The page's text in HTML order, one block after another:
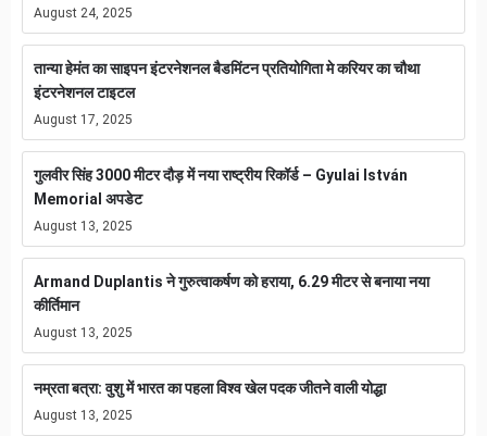
August 24, 2025
तान्या हेमंत का साइपन इंटरनेशनल बैडमिंटन प्रतियोगिता मे करियर का चौथा
इंटरनेशनल टाइटल
August 17, 2025
गुलवीर सिंह 3000 मीटर दौड़ में नया राष्ट्रीय रिकॉर्ड – Gyulai István
Memorial अपडेट
August 13, 2025
Armand Duplantis ने गुरुत्वाकर्षण को हराया, 6.29 मीटर से बनाया नया
कीर्तिमान
August 13, 2025
नम्रता बत्रा: वुशु में भारत का पहला विश्व खेल पदक जीतने वाली योद्धा
August 13, 2025